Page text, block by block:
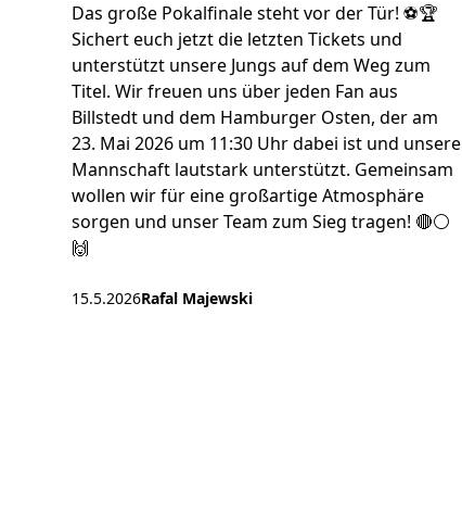
Das große Pokalfinale steht vor der Tür! ⚽🏆
Sichert euch jetzt die letzten Tickets und
unterstützt unsere Jungs auf dem Weg zum
Titel. Wir freuen uns über jeden Fan aus
Billstedt und dem Hamburger Osten, der am
23. Mai 2026 um 11:30 Uhr dabei ist und unsere
Mannschaft lautstark unterstützt. Gemeinsam
wollen wir für eine großartige Atmosphäre
sorgen und unser Team zum Sieg tragen! 🔴⚪️
🙌
15.5.2026Rafal Majewski